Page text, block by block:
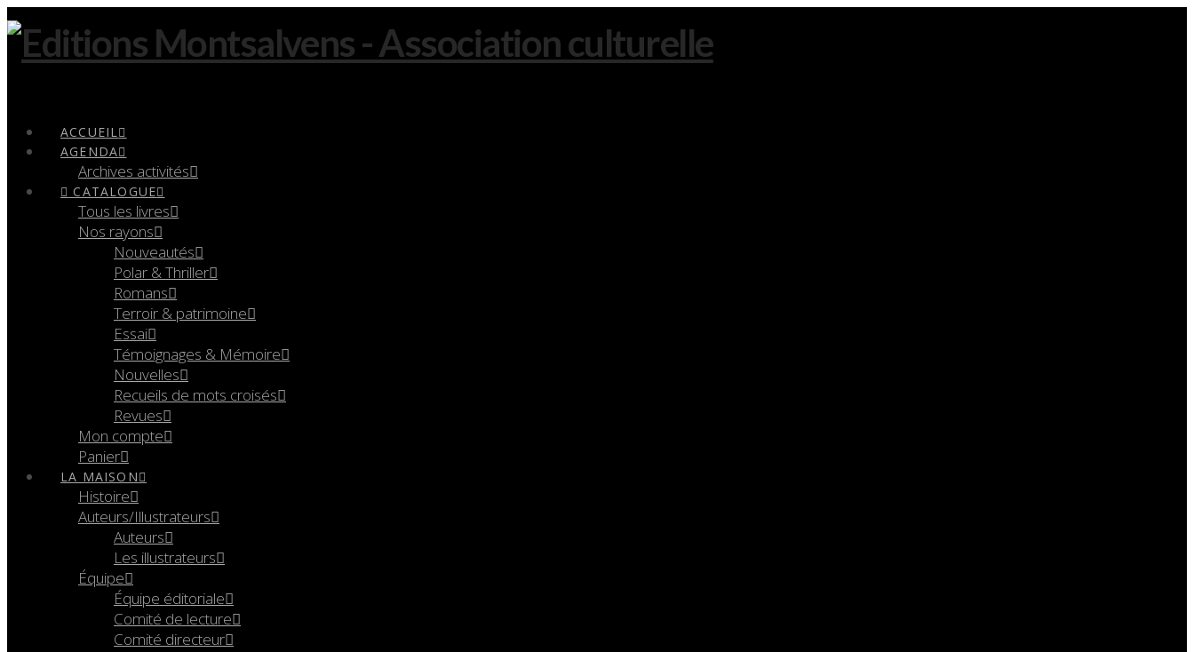
ACCUEIL
AGENDA
Archives activités
CATALOGUE
Tous les livres
Nos rayons
Nouveautés
Polar & Thriller
Romans
Terroir & patrimoine
Essai
Témoignages & Mémoire
Nouvelles
Recueils de mots croisés
Revues
Mon compte
Panier
LA MAISON
Histoire
Auteurs/Illustrateurs
Auteurs
Les illustrateurs
Équipe
Équipe éditoriale
Comité de lecture
Comité directeur